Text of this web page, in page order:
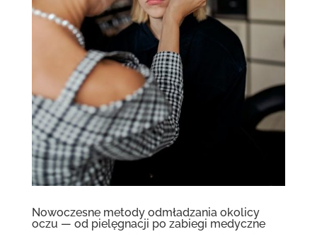
Nowoczesne metody odmładzania okolicy
oczu — od pielęgnacji po zabiegi medyczne